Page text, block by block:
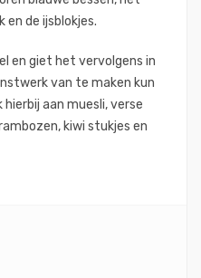
en de ijsblokjes.
en giet het vervolgens in
van te maken kun
aan muesli, verse
kiwi stukjes en